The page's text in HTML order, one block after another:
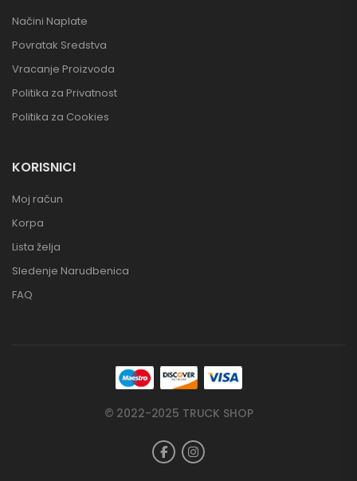
Načini Naplate
Povratak Sredstva
Vracanje Proizvoda
Politika za Privatnost
Politika za Cookies
KORISNICI
Moj račun
Korpa
Lista želja
Sledenje Narudbenica
FAQ
© 2022-2025 TRUCK SHOP